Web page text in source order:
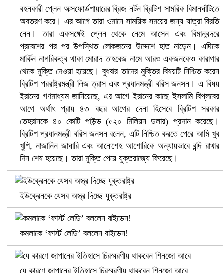
বৈষম্যবিরোধী ছাত্র আন্দোলনের সাধারণ সম্পাদকের পদত্যাগ
ভিউ বাড়াতে রাম দা হাতে ফেসবুকে ভিডিও পোস্ট শিক্ষকের
বহনকারী প্লেন অক্সফোর্ডশায়ারের ব্রিজ নর্টন ব্রিটিশ সামরিক বিমানঘাঁটিতে
অবতরণ করে। এর আগে তারা ওমানে সাময়িক সময়ের জন্য যাত্রা বিরতি
নেন। তারা একসঙ্গেই প্লেন থেকে নেমে আসেন এবং বিমানবন্দরে
প্রবেশের পর পর উপস্থিত লোকজনের উদ্দেশে হাত নাড়েন। এদিকে
মার্কিন নাগরিকত্ব থাকা মোরাদ তাহবেজ নামে আরও একজনকেও কারাগার
থেকে মুক্তি দেওয়া হয়েছে। বুধবার তাদের মুক্তির বিষয়টি নিশ্চিত করেন
ব্রিটিশ পররাষ্ট্রমন্ত্রী লিজ ত্রাস এবং প্রধানমন্ত্রী বরিস জনসন। এ বিষয়
ইরানের গণমাধ্যম জানিয়েছে, এর আগে ইরানের কাছে ইসলামি বিপ্লবের
আগে অর্থাৎ প্রায় ৪৩ বছর আগের দেনা হিসেবে ব্রিটিশ সরকার
তেহরানকে ৪০ কোটি পাউন্ড (৫২০ মিলিয়ন ডলার) প্রদান করেছে।
ব্রিটিশ প্রধানমন্ত্রী বরিস জনসন বলেন, এটি নিশ্চিত করতে পেরে আমি খুব
খুশি, নাজানিন জাঘারি এবং আনোশেহ আশোরিকে অন্যায়ভাবে বন্দি রাখার
দিন শেষ হয়েছে। তারা মুক্তি পেয়ে যুক্তরাজ্যে ফিরেছে।
ইউক্রেনকে যেসব অস্ত্র দিচ্ছে যুক্তরাষ্ট্র
কমলাকে ‘ফার্স্ট লেডি’ বললেন বাইডেন!
যে কারণে জাপানের ইতিহাসে চিরস্মরণীয় থাকবেন শিনজো আবে